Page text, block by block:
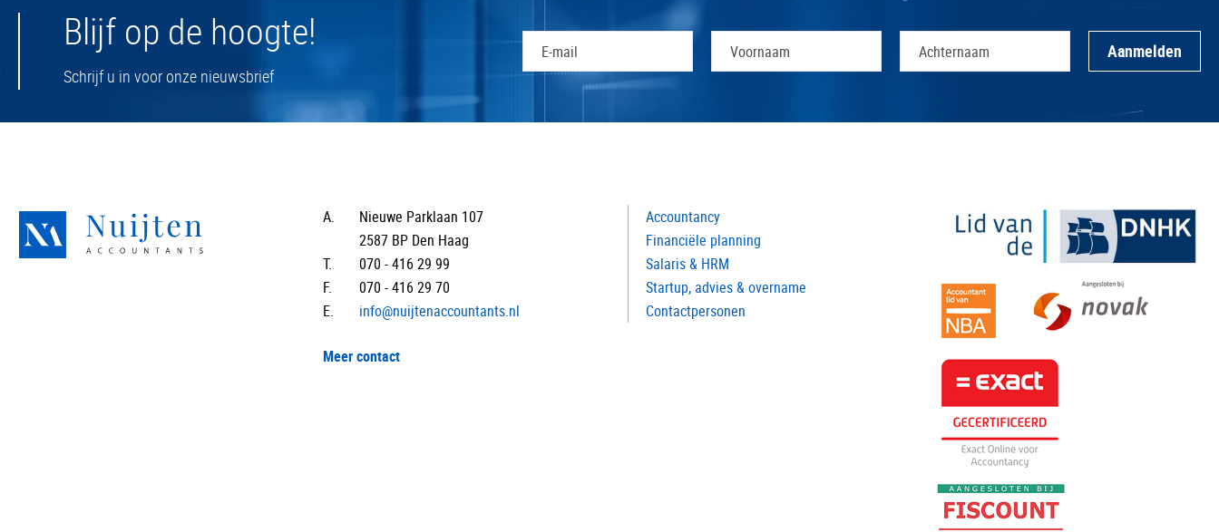
Blijf op de hoogte!
Schrijf u in voor onze nieuwsbrief
A.
Nieuwe Parklaan 107
2587 BP Den Haag
T.
070 - 416 29 99
F.
070 - 416 29 70
E.
info@nuijtenaccountants.nl
Meer contact
Accountancy
Financiële planning
Salaris & HRM
Startup, advies & overname
Contactpersonen